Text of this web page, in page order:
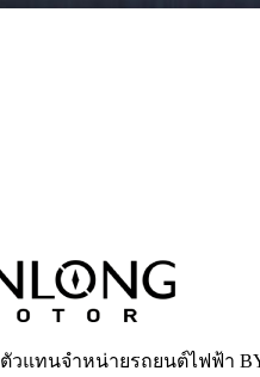
ตัวแทนจำหน่ายรถยนต์ไฟฟ้า